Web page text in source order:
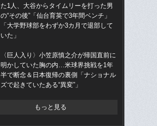
た1人、大谷からタイムリーを打った男
の“その後”「仙台育英で3年間ベンチ」
「大学野球部をわずか3カ月で退部して
いた」
〈巨人入り〉小笠原慎之介が帰国直前に
明かしていた胸の内…米球界挑戦を1年
半で断念＆日本復帰の裏側「ナショナル
ズで起きていたある“異変”」
もっと見る